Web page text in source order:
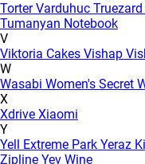
Torter Varduhuc Truezard
Tumanyan Notebook
V
Viktoria Cakes Vishap
W
Wasabi Women's Secret
X
Xdrive Xiaomi
Y
Yell Extreme Park Yeraz
Zipline Yev Wine